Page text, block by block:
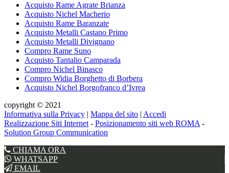
Acquisto Rame Agrate Brianza
Acquisto Nichel Macherio
Acquisto Rame Baranzate
Acquisto Metalli Castano Primo
Acquisto Metalli Divignano
Compro Rame Suno
Acquisto Tantalio Camparada
Compro Nichel Binasco
Compro Widia Borghetto di Borbera
Acquisto Nichel Borgofranco d’Ivrea
copyright © 2021
Informativa sulla Privacy | Mappa del sito | Accedi
Realizzazione Siti Internet - Posizionamento siti web ROMA -
Solution Group Communication
CHIAMA ORA
WHATSAPP
EMAIL